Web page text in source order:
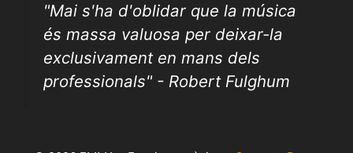
"Mai s'ha d'oblidar que la música
és massa valuosa per deixar-la
exclusivament en mans dels
professionals" - Robert Fulghum